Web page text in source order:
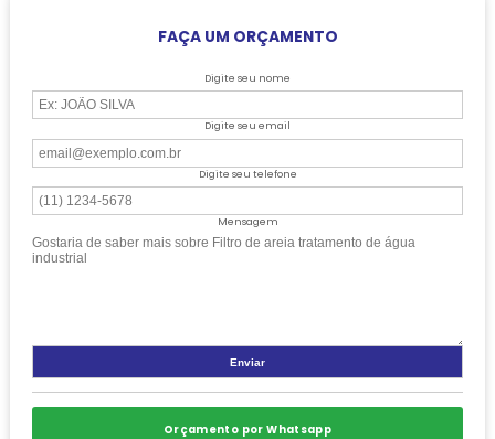
FAÇA UM ORÇAMENTO
Digite seu nome
Digite seu email
Digite seu telefone
Mensagem
Orçamento por Whatsapp